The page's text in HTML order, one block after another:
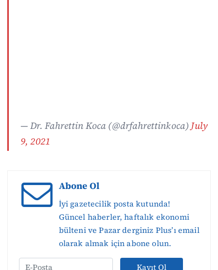
— Dr. Fahrettin Koca (@drfahrettinkoca) July
9, 2021
Abone Ol
İyi gazetecilik posta kutunda!
Güncel haberler, haftalık ekonomi
bülteni ve Pazar derginiz Plus’ı email
olarak almak için abone olun.
Kayıt Ol